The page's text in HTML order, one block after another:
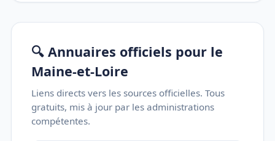
🔍 Annuaires officiels pour le
Maine-et-Loire
Liens directs vers les sources officielles. Tous
gratuits, mis à jour par les administrations
compétentes.